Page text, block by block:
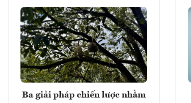
Ba giải pháp chiến lược nhằm